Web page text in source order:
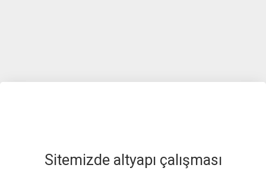
Sitemizde altyapı çalışması